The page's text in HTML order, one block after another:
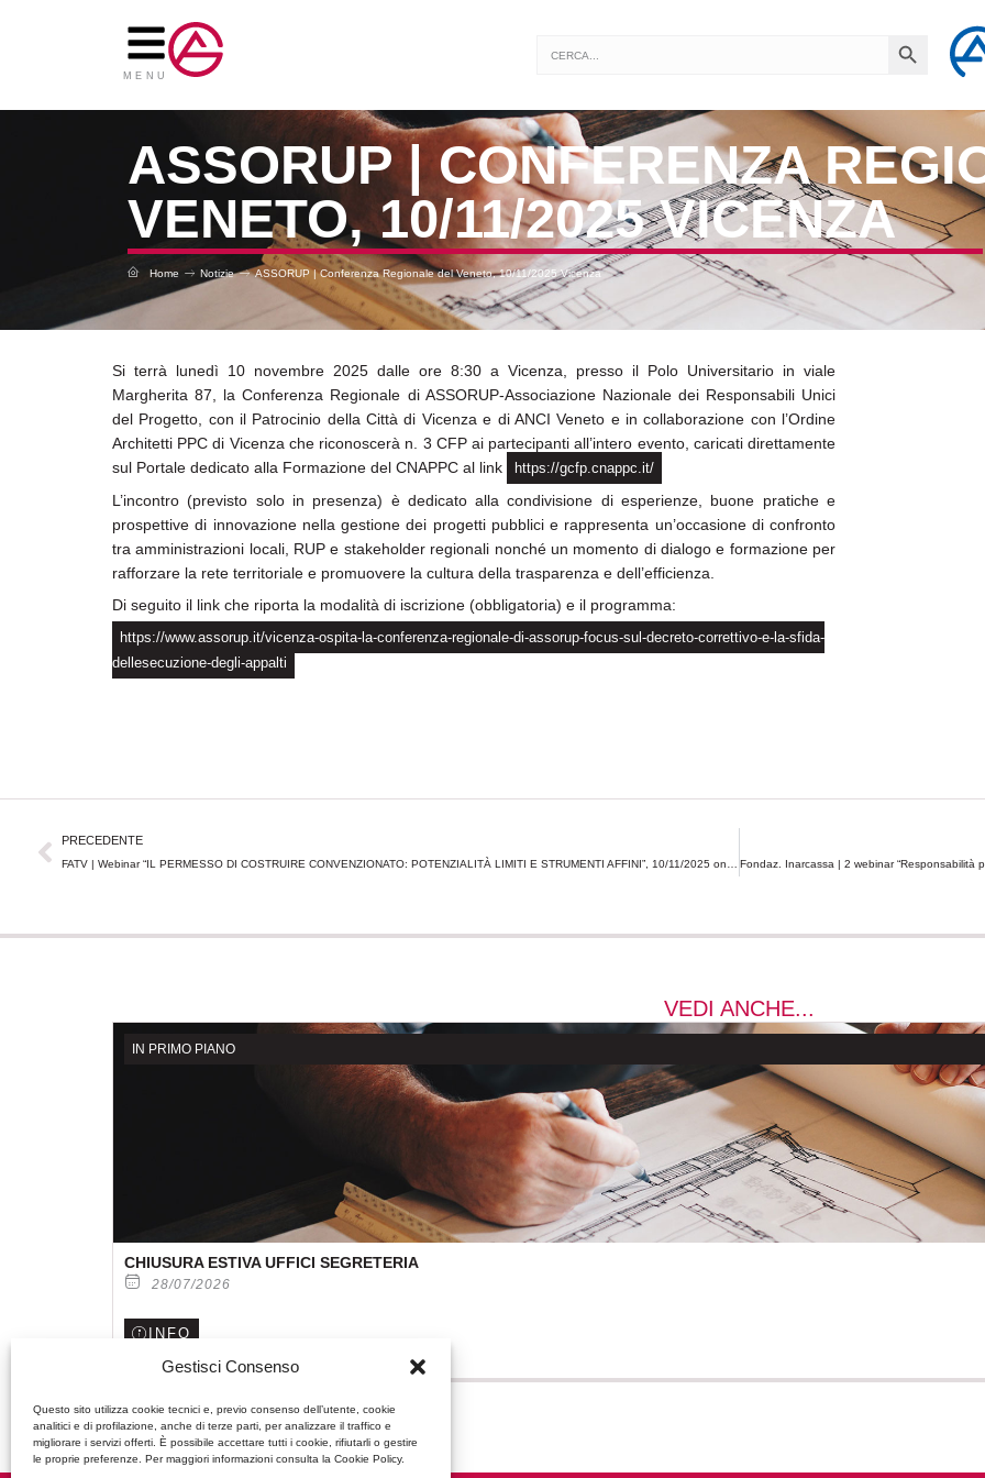
Gestisci Consenso
Questo sito utilizza cookie tecnici e, previo consenso dell’utente, cookie
analitici e di profilazione, anche di terze parti, per analizzare il traffico e
migliorare i servizi offerti. È possibile accettare tutti i cookie, rifiutarli o gestire
le proprie preferenze. Per maggiori informazioni consulta la Cookie Policy.
MENU
for:
SEARCH BUTTON
ASSORUP | CONFERENZA
VENETO, 10/11/2025 VICENZA
Home Notizie ASSORUP | Conferenza Regionale del Veneto, 10/11/2025 Vicenza
Si terrà lunedì 10 novembre 2025 dalle ore 8:30 a Vicenza, presso il Polo Universitario in viale
Margherita 87, la Conferenza Regionale di ASSORUP-Associazione Nazionale dei Responsabili Unici
del Progetto, con il Patrocinio della Città di Vicenza e di ANCI Veneto e in collaborazione con l’Ordine
Architetti PPC di Vicenza che riconoscerà n. 3 CFP ai partecipanti all’intero evento, caricati direttamente
sul Portale dedicato alla Formazione del CNAPPC al link
https://gcfp.cnappc.it/
L’incontro (previsto solo in presenza) è dedicato alla condivisione di esperienze, buone pratiche e
prospettive di innovazione nella gestione dei progetti pubblici e rappresenta un’occasione di confronto
tra amministrazioni locali, RUP e stakeholder regionali nonché un momento di dialogo e formazione per
rafforzare la rete territoriale e promuovere la cultura della trasparenza e dell’efficienza.
Di seguito il link che riporta la modalità di iscrizione (obbligatoria) e il programma:
https://www.assorup.it/vicenza-ospita-la-conferenza-regionale-di-assorup-focus-sul-decreto-correttivo-e-la-sfida-
dellesecuzione-degli-appalti
Precedente
PRECEDENTE
VEDI ANCHE...
IN PRIMO PIANO
CHIUSURA ESTIVA UFFICI SEGRETERIA
28/07/2026
INFO